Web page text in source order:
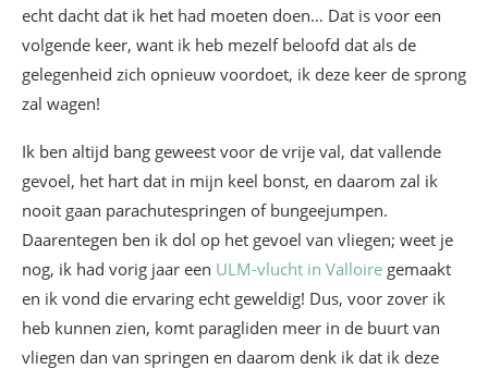
echt dacht dat ik het had moeten doen… Dat is voor een
volgende keer, want ik heb mezelf beloofd dat als de
gelegenheid zich opnieuw voordoet, ik deze keer de sprong
zal wagen!
Ik ben altijd bang geweest voor de vrije val, dat vallende
gevoel, het hart dat in mijn keel bonst, en daarom zal ik
nooit gaan parachutespringen of bungeejumpen.
Daarentegen ben ik dol op het gevoel van vliegen; weet je
nog, ik had vorig jaar een ULM-vlucht in Valloire gemaakt
en ik vond die ervaring echt geweldig! Dus, voor zover ik
heb kunnen zien, komt paragliden meer in de buurt van
vliegen dan van springen en daarom denk ik dat ik deze